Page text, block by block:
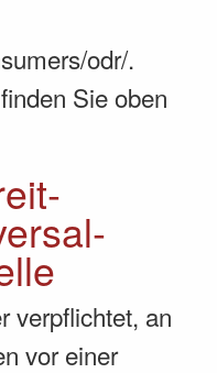
odr/.
Sie oben
verpflichtet, an
vor einer